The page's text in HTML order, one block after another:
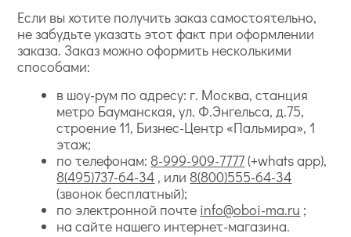
Если вы хотите получить заказ самостоятельно,
не забудьте указать этот факт при оформлении
заказа. Заказ можно оформить несколькими
способами:
в шоу-рум по адресу: г. Москва, станция
метро Бауманская, ул. Ф.Энгельса, д.75,
строение 11, Бизнес-Центр «Пальмира», 1
этаж;
по телефонам: 8-999-909-7777(+whats app),
8(495)737-64-34 , или 8(800)555-64-34
(звонок бесплатный);
по электронной почте info@oboi-ma.ru ;
на сайте нашего интернет-магазина.